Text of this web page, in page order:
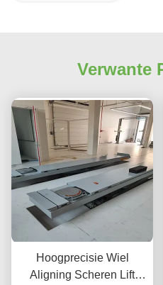
Verwante
Hoogprecisie Wiel
Aligning Scheren Lift